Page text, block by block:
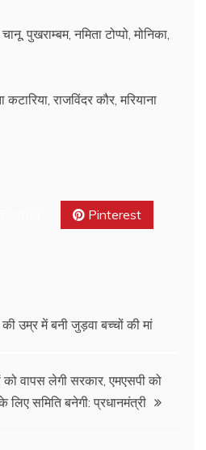
पुखराम्बम, नमिता टोप्पो, मोनिका,
राजविंदर कौर, मरियाना
Pinterest
उम्र में बनी जुड़वा बच्चों की मां
को वापस लेगी सरकार, एमएसपी को
लिए समिति बनेगी: प्रधानमंत्री